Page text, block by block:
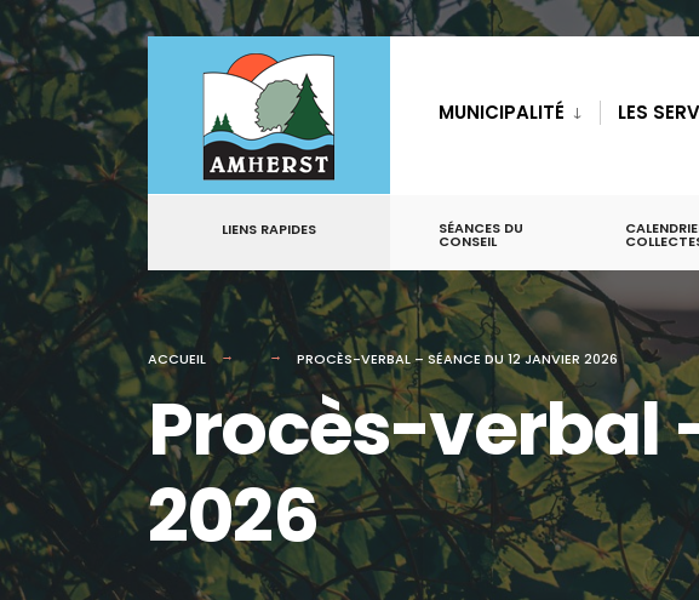
contenu
MUNICIPALITÉ LES
LIENS RAPIDES SÉANCES DU
CONSEIL
ACCUEIL PROCÈS-VERBAL – SÉANCE DU 12 JANVIER 2026
Procès-verbal
2026